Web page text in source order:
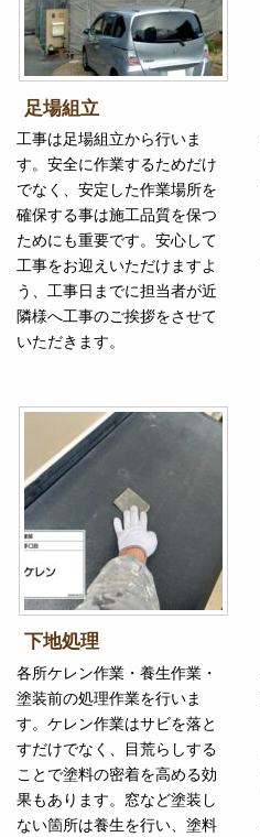
足場組立
工事は足場組立から行いま
す。安全に作業するためだけ
でなく、安定した作業場所を
確保する事は施工品質を保つ
ためにも重要です。安心して
工事をお迎えいただけますよ
う、工事日までに担当者が近
隣様へ工事のご挨拶をさせて
いただきます。
下地処理
各所ケレン作業・養生作業・
塗装前の処理作業を行いま
す。ケレン作業はサビを落と
すだけでなく、目荒らしする
ことで塗料の密着を高める効
果もあります。窓など塗装し
ない箇所は養生を行い、塗料